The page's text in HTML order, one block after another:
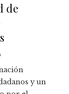
de
y un